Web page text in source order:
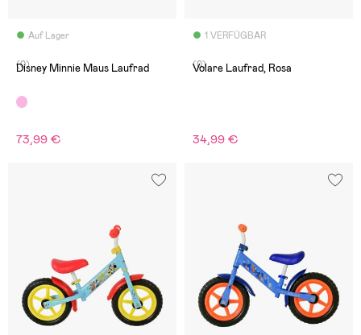
Auf Lager
(0)
Disney Minnie Maus Laufrad
73,99 €
1 VERFÜGBAR
(0)
Volare Laufrad, Rosa
34,99 €